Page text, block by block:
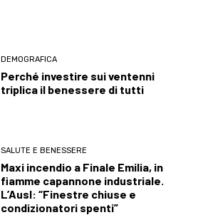
DEMOGRAFICA
Perché investire sui ventenni
triplica il benessere di tutti
SALUTE E BENESSERE
Maxi incendio a Finale Emilia, in
fiamme capannone industriale.
L’Ausl: “Finestre chiuse e
condizionatori spenti”